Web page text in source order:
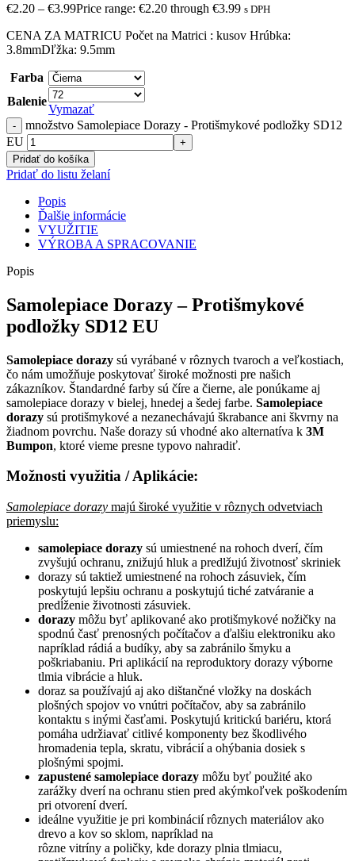
€2.20 – €3.99Price range: €2.20 through €3.99 s DPH
CENA ZA MATRICU Počet na Matrici : kusov Hrúbka:
3.8mmDľžka: 9.5mm
Farba
Balenie
Vymazať
množstvo Samolepiace Dorazy - Protišmykové podložky SD12
EU
Pridať do košíka
Pridať do listu želaní
Popis
Ďalšie informácie
VYUŽITIE
VÝROBA A SPRACOVANIE
Popis
Samolepiace Dorazy – Protišmykové
podložky SD12 EU
Samolepiace dorazy sú vyrábané v rôznych tvaroch a veľkostiach,
čo nám umožňuje poskytovať široké možnosti pre našich
zákazníkov. Štandardné farby sú číre a čierne, ale ponúkame aj
samolepiace dorazy v bielej, hnedej a šedej farbe. Samolepiace
dorazy sú protišmykové a nezanechávajú škrabance ani škvrny na
žiadnom povrchu. Naše dorazy sú vhodné ako alternatíva k 3M
Bumpon, ktoré vieme presne typovo nahradiť.
Možnosti využitia / Aplikácie:
Samolepiace dorazy majú široké využitie v rôznych odvetviach
priemyslu:
samolepiace dorazy sú umiestnené na rohoch dverí, čím
zvyšujú ochranu, znižujú hluk a predlžujú životnosť skriniek
dorazy sú taktiež umiestnené na rohoch zásuviek, čím
poskytujú lepšiu ochranu a poskytujú tiché zatváranie a
predĺženie životnosti zásuviek.
dorazy môžu byť aplikované ako protišmykové nožičky na
spodnú časť prenosných počítačov a ďalšiu elektroniku ako
napríklad rádiá a budíky, aby sa zabránilo šmyku a
poškriabaniu. Pri aplikácií na reproduktory dorazy výborne
tlmia vibrácie a hluk.
doraz sa používajú aj ako dištančné vložky na doskách
plošných spojov vo vnútri počítačov, aby sa zabránilo
kontaktu s inými časťami. Poskytujú kritickú bariéru, ktorá
pomáha udržiavať citlivé komponenty bez škodlivého
hromadenia tepla, skratu, vibrácií a ohýbania dosiek s
plošnými spojmi.
zapustené samolepiace dorazy môžu byť použité ako
zarážky dverí na ochranu stien pred akýmkoľvek poškodením
pri otvorení dverí.
ideálne využitie je pri kombinácií rôznych materiálov ako
drevo a kov so sklom, napríklad na
rôzne vitríny a poličky, kde dorazy plnia tlmiacu,